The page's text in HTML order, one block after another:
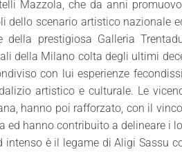
Mazzola, che da anni
dello scenario artistico nazionale
della prestigiosa Galleria
della Milano colta degli ultimi
con lui esperienze
artistico e culturale. Le
hanno poi rafforzato, con il
ed hanno contribuito a delineare i
intenso è il legame di Aligi Sassu